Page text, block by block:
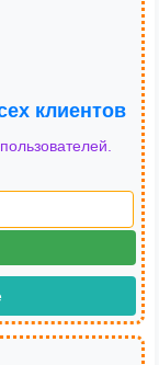
клиентов